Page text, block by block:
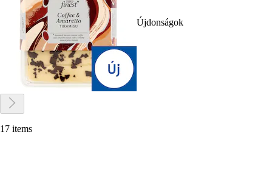
Újdonságok
17 items